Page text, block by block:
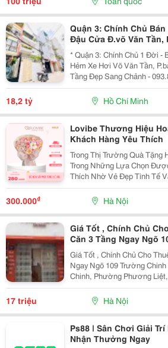
Thưởng Giá Trị....
Quận 3: Chính Chủ Bán
Đậu Cửa Đ.võ Văn Tần,
Sh Vuông Đẹp - Giá
* Quận 3: Chính Chủ 1 Đời -
Hẻm Xe Hơi Võ Văn Tần,
Tầng Đẹp Sang Chảnh -
Diện Tích: 82M2 - Ngang
Kết Cấu: 4 Tầng - Sân
18,2 tỷ Hồ Chí Minh
Lovibe Thương Hiệu
Khách Hàng Yêu Thích
Trong Thị Trường Quà Tặng
Trong Những Lựa Chọn
Thích Nhờ Vẻ Đẹp Tinh Tế
Dài. Trong Số Những
Đang Dần Trở Thành Cái
Chọn...
300.000₫ Hà Nội
Giá Tốt , Chính Chủ
Căn 3 Tầng Ngay Ngõ
Thanh Xuân, Hà Nội
Giá Tốt , Chính Chủ Cho
Ngay Ngõ 109 Trường
Chinh, Phường Phương
Nội. - Nhà Nằm Tại Vị Trí
Thuận Tiện Vừa Ở Vừa
17 triệu Hà Nội
Ps88 | Sân Chơi Giải
Nhận Thưởng Ngay